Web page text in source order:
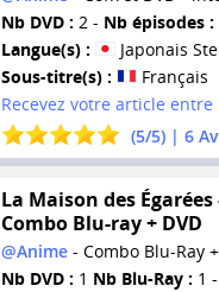
Nb DVD : 2 - Nb épisodes :
Langue(s) :
Japonais
Sous-titre(s) :
Français
Recevez votre article entre
(5/5) | 6
La Maison des
Combo Blu-ray + DVD
@Anime- Combo Blu-Ray
Nb DVD : 1 Nb Blu-Ray : 1 -